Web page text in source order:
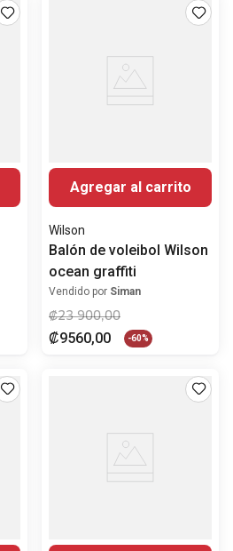
Agregar al carrito
Wilson
Balón de voleibol Wilson
ocean graffiti
Vendido por Siman
₡23 900,00
₡9560,00 -60%